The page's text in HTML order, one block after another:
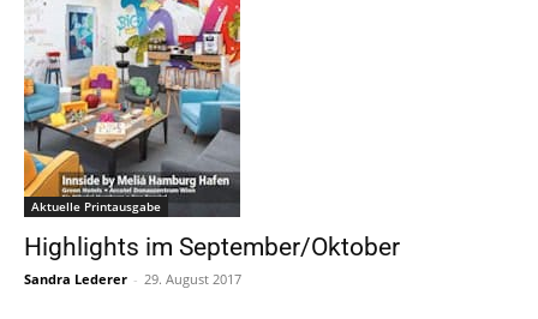
Aktuelle Printausgabe
Highlights im September/Oktober
Sandra Lederer - 29. August 2017